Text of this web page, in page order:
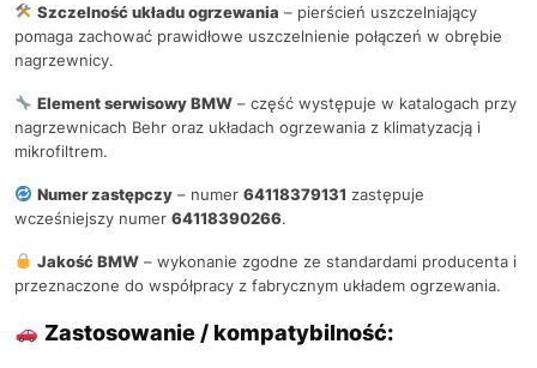
Szczelność układu ogrzewania – pierścień uszczelniający
pomaga zachować prawidłowe uszczelnienie połączeń w obrębie
nagrzewnicy.
Element serwisowy BMW– część występuje w katalogach przy
nagrzewnicach Behr oraz układach ogrzewania z klimatyzacją i
mikrofiltrem.
Numer zastępczy– numer 64118379131 zastępuje
wcześniejszy numer 64118390266.
Jakość BMW– wykonanie zgodne ze standardami producenta i
przeznaczone do współpracy z fabrycznym układem ogrzewania.
Zastosowanie / kompatybilność: